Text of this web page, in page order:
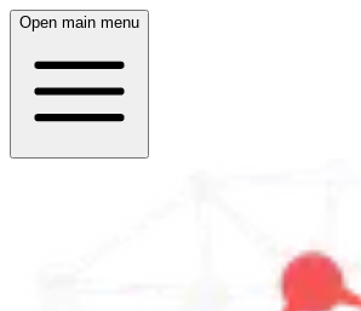
Open main menu